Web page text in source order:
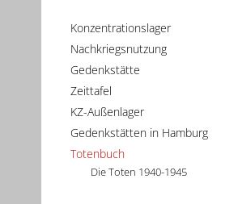
Konzentrationslager
Nachkriegsnutzung
Gedenkstätte
Zeittafel
KZ-Außenlager
Gedenkstätten in Hamburg
Totenbuch
Die Toten 1940-1945